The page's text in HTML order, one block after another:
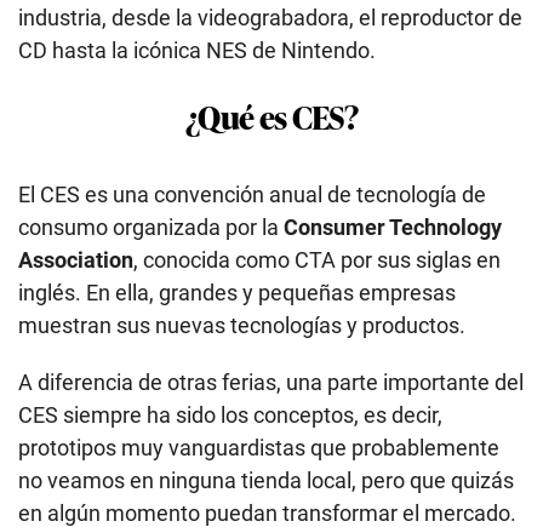
industria, desde la videograbadora, el reproductor de
CD hasta la icónica NES de Nintendo.
¿Qué es CES?
El CES es una convención anual de tecnología de
consumo organizada por la Consumer Technology
Association, conocida como CTA por sus siglas en
inglés. En ella, grandes y pequeñas empresas
muestran sus nuevas tecnologías y productos.
A diferencia de otras ferias, una parte importante del
CES siempre ha sido los conceptos, es decir,
prototipos muy vanguardistas que probablemente
no veamos en ninguna tienda local, pero que quizás
en algún momento puedan transformar el mercado.